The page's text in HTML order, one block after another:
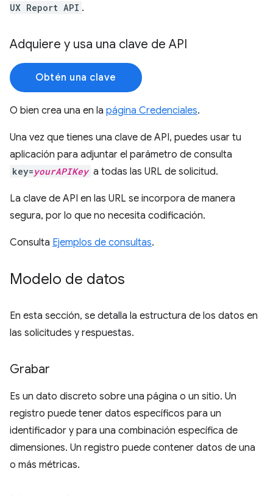
UX Report API .
Adquiere y usa una clave de API
Obtén una clave
O bien crea una en la página Credenciales.
Una vez que tienes una clave de API, puedes usar tu
aplicación para adjuntar el parámetro de consulta
key=yourAPIKey a todas las URL de solicitud.
La clave de API en las URL se incorpora de manera
segura, por lo que no necesita codificación.
Consulta Ejemplos de consultas.
Modelo de datos
En esta sección, se detalla la estructura de los datos en
las solicitudes y respuestas.
Grabar
Es un dato discreto sobre una página o un sitio. Un
registro puede tener datos específicos para un
identificador y para una combinación específica de
dimensiones. Un registro puede contener datos de una
o más métricas.